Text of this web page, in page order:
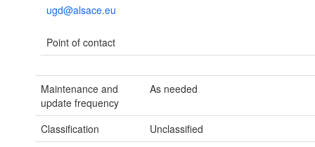
ugd@alsace.eu
Point of contact
Maintenance and
update frequency
As needed
Classification
Unclassified